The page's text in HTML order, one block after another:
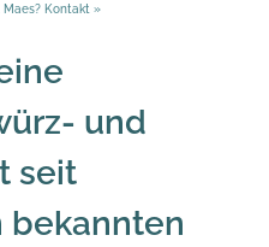
Kontakt »
und
seit
bekannten